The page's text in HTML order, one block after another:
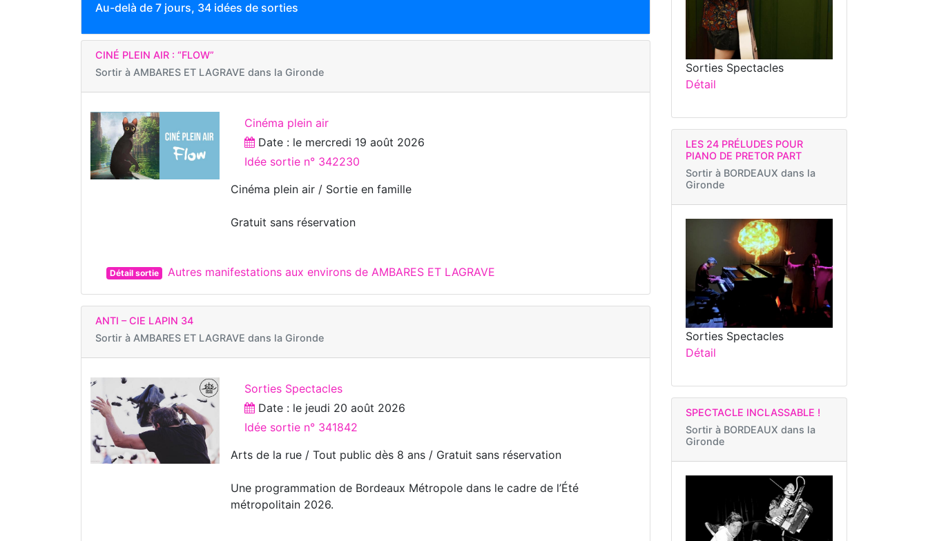
Au-delà de 7 jours, 34 idées de sorties
CINÉ PLEIN AIR : “FLOW”
Sortir à AMBARES ET LAGRAVE dans la Gironde
Cinéma plein air
Date : le mercredi 19 août 2026
Idée sortie n° 342230
Cinéma plein air / Sortie en famille
Gratuit sans réservation
Détail sortie Autres manifestations aux environs de AMBARES ET LAGRAVE
ANTI – CIE LAPIN 34
Sortir à AMBARES ET LAGRAVE dans la Gironde
Sorties Spectacles
Date : le jeudi 20 août 2026
Idée sortie n° 341842
Arts de la rue / Tout public dès 8 ans / Gratuit sans réservation
Une programmation de Bordeaux Métropole dans le cadre de l’Été
métropolitain 2026.
Sorties Spectacles
Détail
LES 24 PRÉLUDES POUR
PIANO DE PRETOR PART
Sortir à BORDEAUX dans la
Gironde
Sorties Spectacles
Détail
SPECTACLE INCLASSABLE !
Sortir à BORDEAUX dans la
Gironde